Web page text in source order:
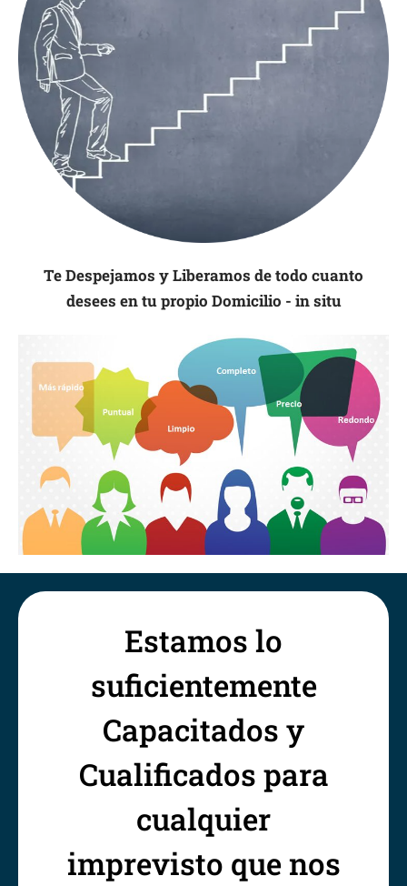
Te Despejamos y Liberamos de todo cuanto
desees en tu propio Domicilio - in situ
Estamos lo
suficientemente
Capacitados y
Cualificados para
cualquier
imprevisto que nos